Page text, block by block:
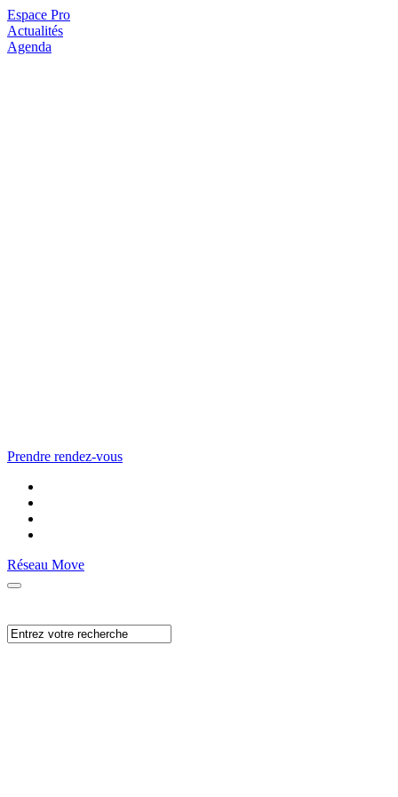
Espace Pro
Actualités
Agenda
Prendre rendez-vous
Réseau Move